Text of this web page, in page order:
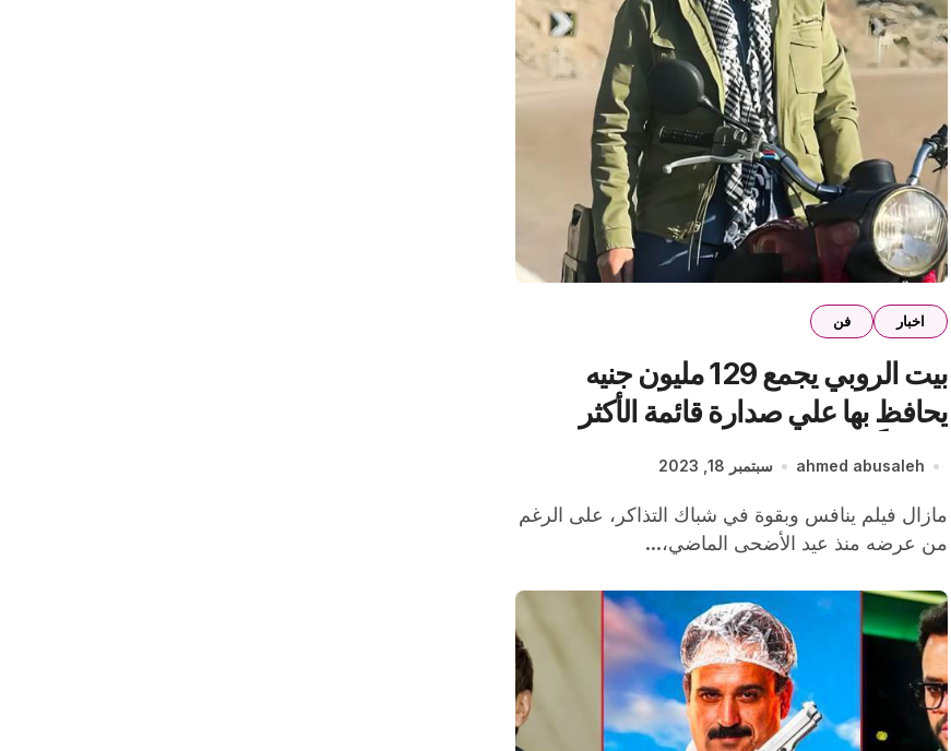
اخبار فن
بيت الروبي يجمع 129 مليون جنيه
يحافظ بها علي صدارة قائمة الأكثر
تحقيقاً للإيرادات في التاريخ
ahmed abusaleh سبتمبر 18, 2023
مازال فيلم ينافس وبقوة في شباك التذاكر، على الرغم
من عرضه منذ عيد الأضحى الماضي،...